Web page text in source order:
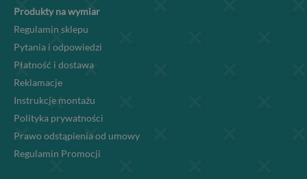
Produkty na wymiar
Regulamin sklepu
Pytania i odpowiedzi
Płatność i dostawa
Reklamacje
Instrukcje montażu
Polityka prywatności
Prawo odstąpienia od umowy
Regulamin Promocji